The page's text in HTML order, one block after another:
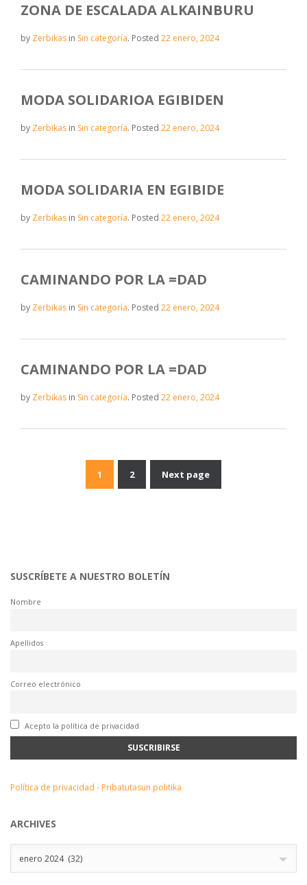
ZONA DE ESCALADA ALKAINBURU
by Zerbikas in Sin categoría. Posted 22 enero, 2024
MODA SOLIDARIOA EGIBIDEN
by Zerbikas in Sin categoría. Posted 22 enero, 2024
MODA SOLIDARIA EN EGIBIDE
by Zerbikas in Sin categoría. Posted 22 enero, 2024
CAMINANDO POR LA =DAD
by Zerbikas in Sin categoría. Posted 22 enero, 2024
CAMINANDO POR LA =DAD
by Zerbikas in Sin categoría. Posted 22 enero, 2024
Navegación
1 2 Next page
SUSCRÍBETE A NUESTRO BOLETÍN
Nombre
Apellidos
Correo electrónico
Acepto la política de privacidad
Política de privacidad - Pribatutasun politika
ARCHIVES
enero 2024 (32)